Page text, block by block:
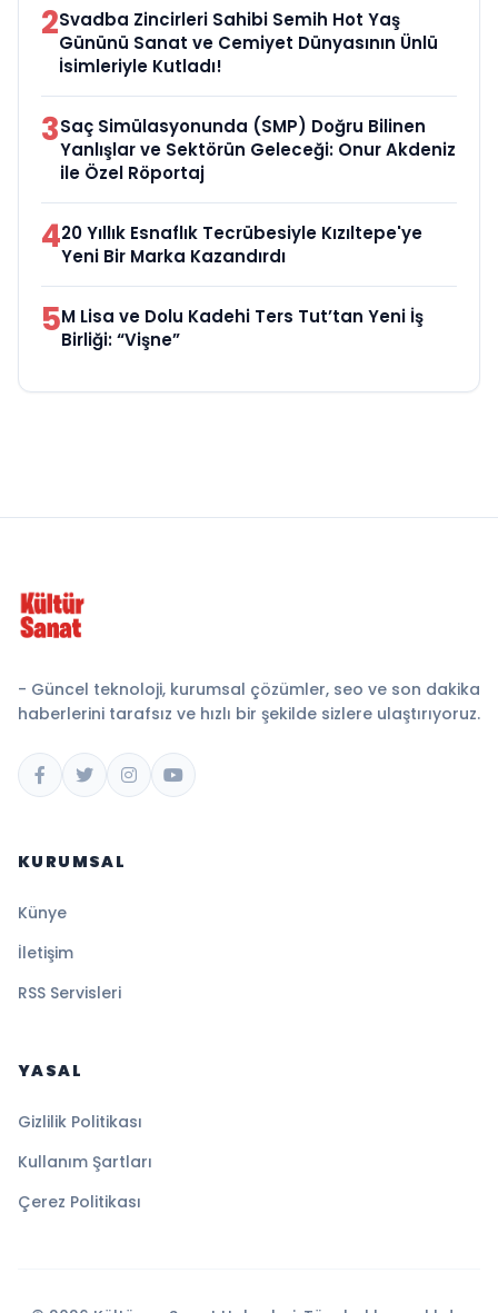
2Svadba Zincirleri Sahibi Semih Hot Yaş
Gününü Sanat ve Cemiyet Dünyasının Ünlü
İsimleriyle Kutladı!
3Saç Simülasyonunda (SMP) Doğru Bilinen
Yanlışlar ve Sektörün Geleceği: Onur Akdeniz
ile Özel Röportaj
420 Yıllık Esnaflık Tecrübesiyle Kızıltepe'ye
Yeni Bir Marka Kazandırdı
5M Lisa ve Dolu Kadehi Ters Tut’tan Yeni İş
Birliği: “Vişne”
- Güncel teknoloji, kurumsal çözümler, seo ve son dakika
haberlerini tarafsız ve hızlı bir şekilde sizlere ulaştırıyoruz.
KURUMSAL
Künye
İletişim
RSS Servisleri
YASAL
Gizlilik Politikası
Kullanım Şartları
Çerez Politikası